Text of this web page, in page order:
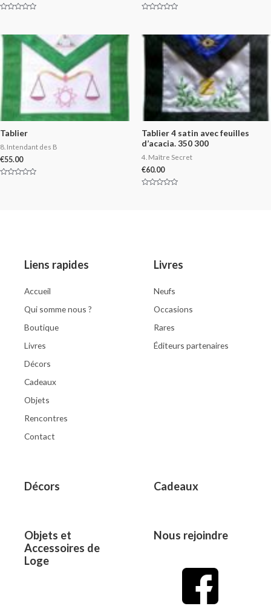
of
of
Tablier
8. Intendant des B
€55.00
Tablier 4 satin avec feuilles
d’acacia. 350 300
4. Maître Secret
€60.00
Liens rapides
Accueil
Qui somme nous ?
Boutique
Livres
Décors
Cadeaux
Objets
Rencontres
Contact
Livres
Neufs
Occasions
Rares
Éditeurs partenaires
Décors Cadeaux
Objets et
Accessoires de
Loge
Nous rejoindre